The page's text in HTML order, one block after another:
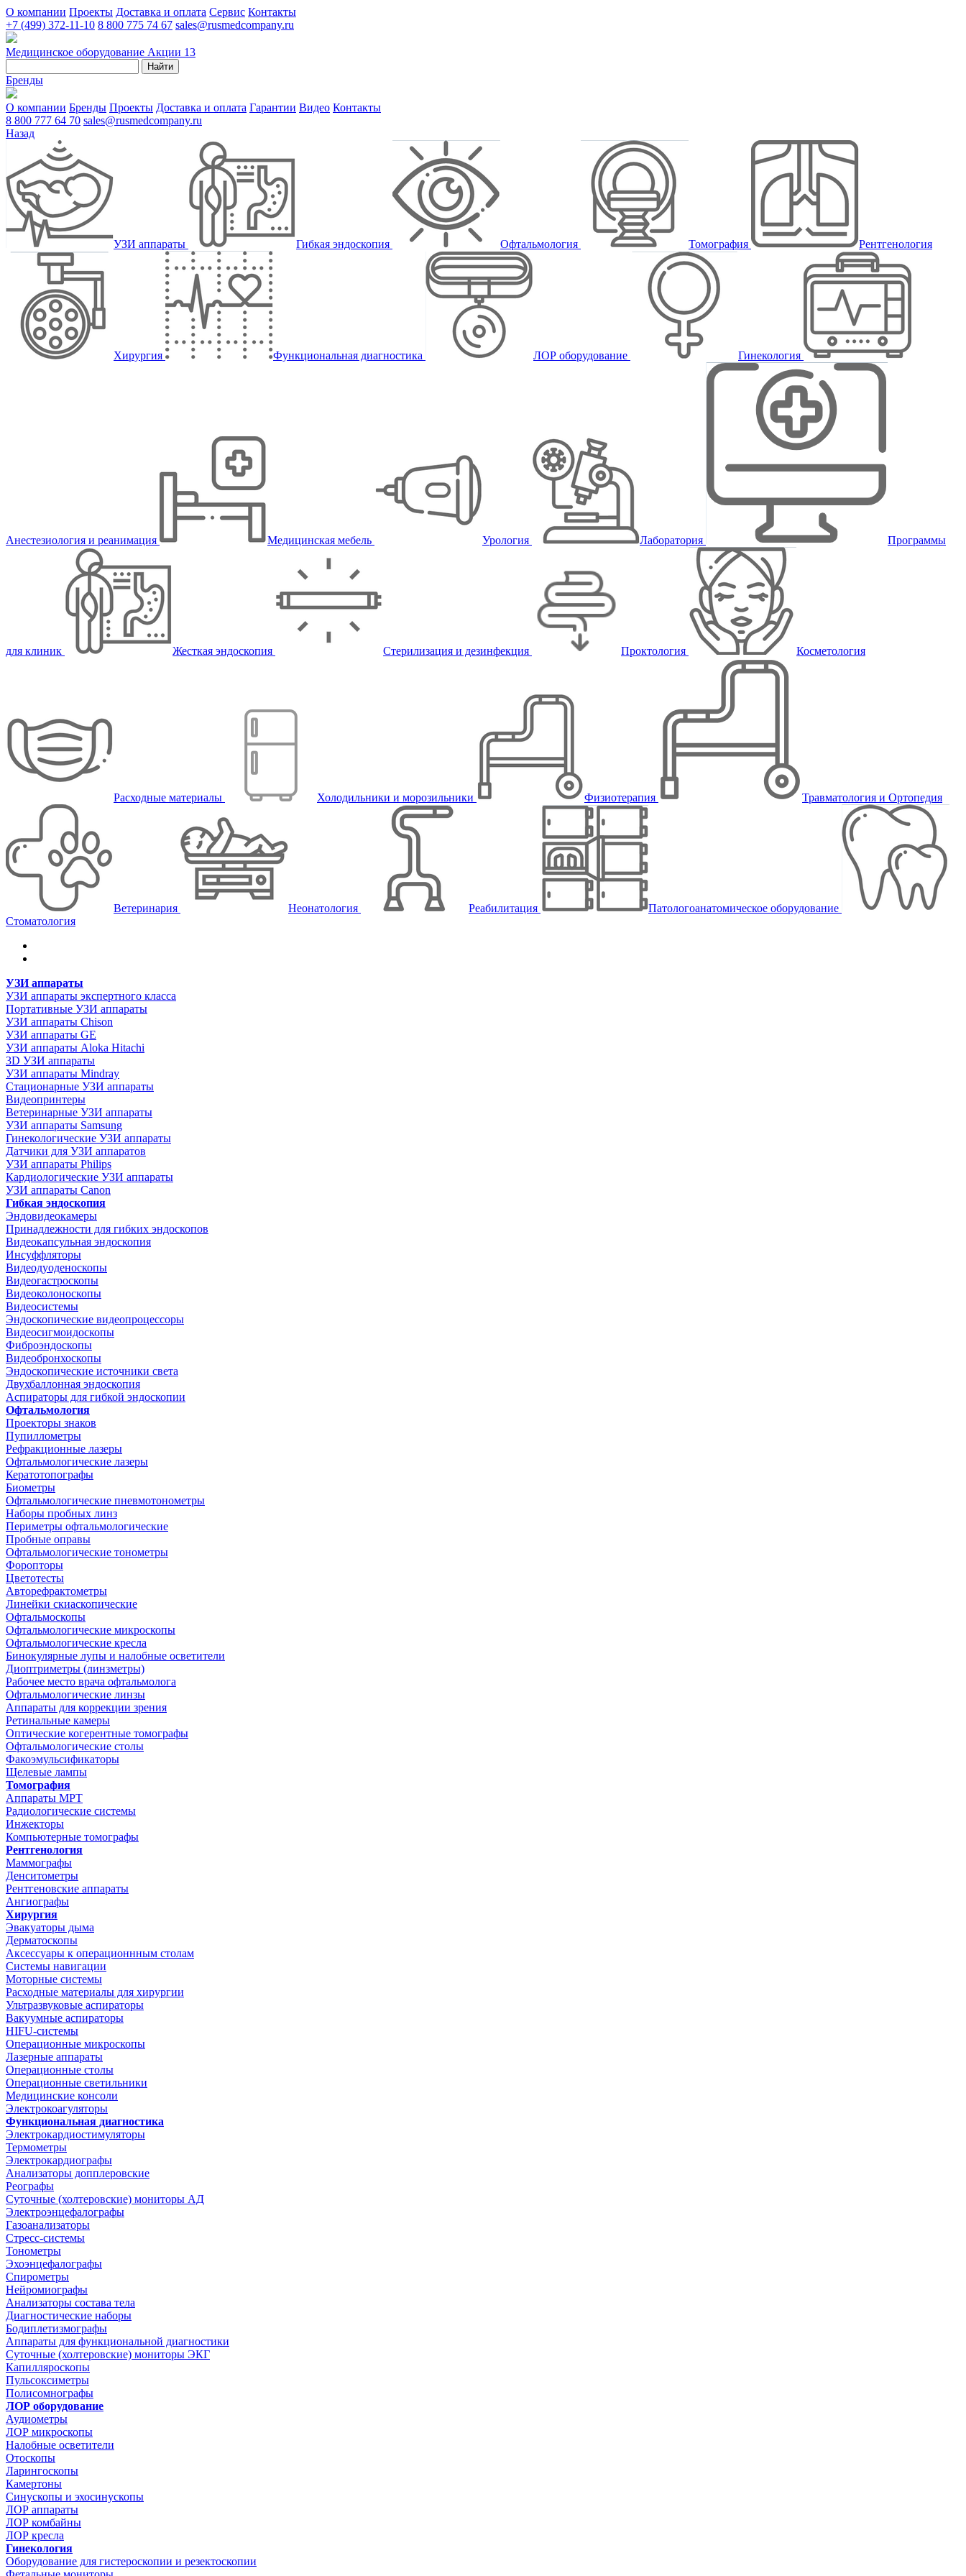
О компании Проекты Доставка и оплата Сервис Контакты
+7 (499) 372-11-10 8 800 775 74 67 sales@rusmedcompany.ru
Медицинское оборудование Акции 13
Найти
Бренды
О компании Бренды Проекты Доставка и оплата Гарантии Видео Контакты
8 800 777 64 70 sales@rusmedcompany.ru
Назад
УЗИ аппараты Гибкая эндоскопия Офтальмология Томография Рентгенология
Хирургия Функциональная диагностика ЛОР оборудование Гинекология
Анестезиология и реанимация Медицинская мебель Урология Лаборатория Программы
для клиник Жесткая эндоскопия Стерилизация и дезинфекция Проктология Косметология
Расходные материалы Холодильники и морозильники Физиотерапия Травматология и Ортопедия
Ветеринария Неонатология Реабилитация
Патологоанатомическое оборудование
Стоматология
УЗИ аппараты
УЗИ аппараты экспертного класса
Портативные УЗИ аппараты
УЗИ аппараты Chison
УЗИ аппараты GE
УЗИ аппараты Aloka Hitachi
3D УЗИ аппараты
УЗИ аппараты Mindray
Стационарные УЗИ аппараты
Видеопринтеры
Ветеринарные УЗИ аппараты
УЗИ аппараты Samsung
Гинекологические УЗИ аппараты
Датчики для УЗИ аппаратов
УЗИ аппараты Philips
Кардиологические УЗИ аппараты
УЗИ аппараты Canon
Гибкая эндоскопия
Эндовидеокамеры
Принадлежности для гибких эндоскопов
Видеокапсульная эндоскопия
Инсуффляторы
Видеодуоденоскопы
Видеогастроскопы
Видеоколоноскопы
Видеосистемы
Эндоскопические видеопроцессоры
Видеосигмоидоскопы
Фиброэндоскопы
Видеобронхоскопы
Эндоскопические источники света
Двухбаллонная эндоскопия
Аспираторы для гибкой эндоскопии
Офтальмология
Проекторы знаков
Пупиллометры
Рефракционные лазеры
Офтальмологические лазеры
Кератотопографы
Биометры
Офтальмологические пневмотонометры
Наборы пробных линз
Периметры офтальмологические
Пробные оправы
Офтальмологические тонометры
Форопторы
Цветотесты
Авторефрактометры
Линейки скиаскопические
Офтальмоскопы
Офтальмологические микроскопы
Офтальмологические кресла
Бинокулярные лупы и налобные осветители
Диоптриметры (линзметры)
Рабочее место врача офтальмолога
Офтальмологические линзы
Аппараты для коррекции зрения
Ретинальные камеры
Оптические когерентные томографы
Офтальмологические столы
Факоэмульсификаторы
Щелевые лампы
Томография
Аппараты МРТ
Радиологические системы
Инжекторы
Компьютерные томографы
Рентгенология
Маммографы
Денситометры
Рентгеновские аппараты
Ангиографы
Хирургия
Эвакуаторы дыма
Дерматоскопы
Аксессуары к операционнным столам
Системы навигации
Моторные системы
Расходные материалы для хирургии
Ультразвуковые аспираторы
Вакуумные аспираторы
HIFU-системы
Операционные микроскопы
Лазерные аппараты
Операционные столы
Операционные светильники
Медицинские консоли
Электрокоагуляторы
Функциональная диагностика
Электрокардиостимуляторы
Термометры
Электрокардиографы
Анализаторы допплеровские
Реографы
Суточные (холтеровские) мониторы АД
Электроэнцефалографы
Газоанализаторы
Стресс-системы
Тонометры
Эхоэнцефалографы
Спирометры
Нейромиографы
Анализаторы состава тела
Диагностические наборы
Бодиплетизмографы
Аппараты для функциональной диагностики
Суточные (холтеровские) мониторы ЭКГ
Капилляроскопы
Пульсоксиметры
Полисомнографы
ЛОР оборудование
Аудиометры
ЛОР микроскопы
Налобные осветители
Отоскопы
Ларингоскопы
Камертоны
Синускопы и эхосинускопы
ЛОР аппараты
ЛОР комбайны
ЛОР кресла
Гинекология
Оборудование для гистероскопии и резектоскопии